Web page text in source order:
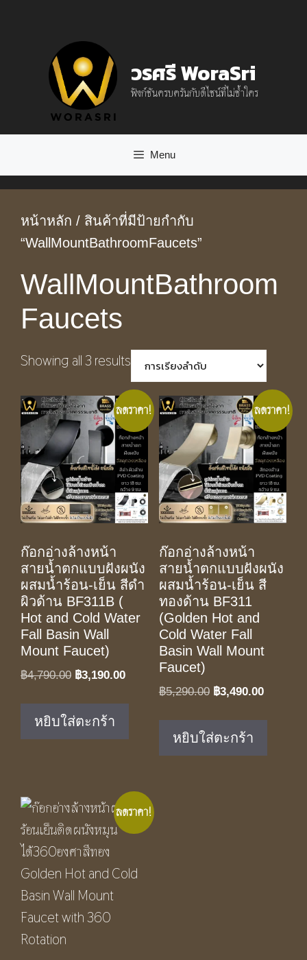
วรศรี WoraSri
ฟังก์ชันครบครันกับดีไซน์ที่ไม่ซ้ำใคร
Menu
หน้าหลัก / สินค้าที่มีป้ายกำกับ
“WallMountBathroomFaucets”
WallMountBathroom
Faucets
Showing all 3 results
ลดราคา!
ก๊อกอ่างล้างหน้า
สายน้ำตกแบบฝังผนัง
ผสมน้ำร้อน-เย็น สีดำ
ผิวด้าน BF311B (
Hot and Cold Water
Fall Basin Wall
Mount Faucet)
฿4,790.00 Original
฿4,790.00.
฿3,190.00Current
หยิบใส่ตะกร้า
ลดราคา!
ก๊อกอ่างล้างหน้า
สายน้ำตกแบบฝังผนัง
ผสมน้ำร้อน-เย็น สี
ทองด้าน BF311
(Golden Hot and
Cold Water Fall
Basin Wall Mount
Faucet)
฿5,290.00 Original
฿5,290.00.
฿3,490.00Current
หยิบใส่ตะกร้า
ลดราคา!